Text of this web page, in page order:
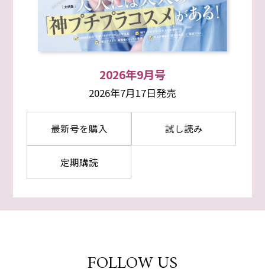
2026年9月号
2026年7月17日発売
最新号を購入 試し読み
定期購読